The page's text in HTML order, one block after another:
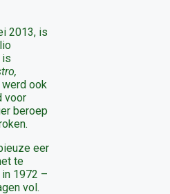
2013, is
is
ook
voor
beroep
eer
te
1972 –
vol.